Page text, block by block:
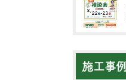
施工事例